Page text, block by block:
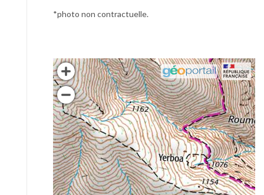
*photo non contractuelle.